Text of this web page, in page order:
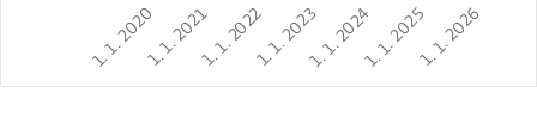
1. 1. 20201. 1. 20211. 1. 20221. 1. 20231. 1. 20241. 1. 20251. 1. 2026